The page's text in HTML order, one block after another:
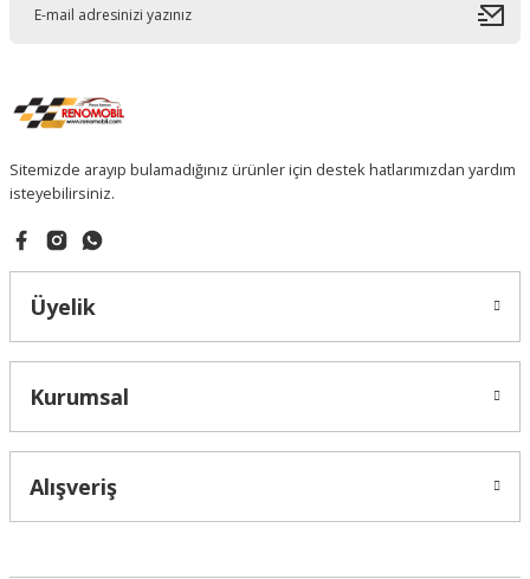
Sitemizde arayıp bulamadığınız ürünler için destek hatlarımızdan yardım
isteyebilirsiniz.
Üyelik
Kurumsal
Alışveriş